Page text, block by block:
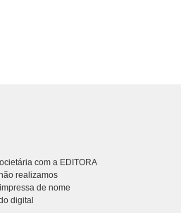
com a EDITORA
realizamos
de nome
digital